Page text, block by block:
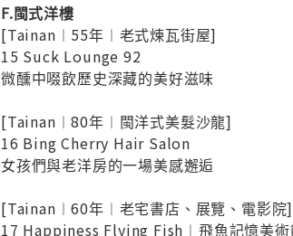
F.閩式洋樓
[Tainan︱55年︱老式煉瓦街屋]
15 Suck Lounge 92
微醺中啜飲歷史深藏的美好滋味
[Tainan︱80年︱閩洋式美髮沙龍]
16 Bing Cherry Hair Salon
女孩們與老洋房的一場美感邂逅
[Tainan︱60年︱老宅書店、展覽、電影院]
17 Happiness Flying Fish︱飛魚記憶美術